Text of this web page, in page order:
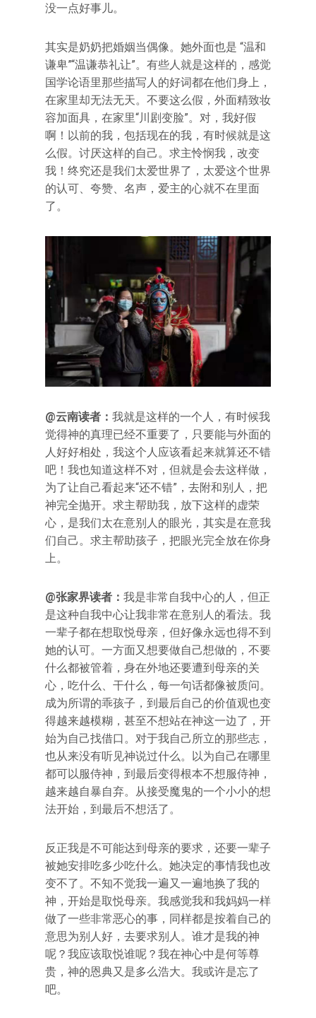
没一点好事儿。
其实是奶奶把婚姻当偶像。她外面也是 “温和
谦卑”“温谦恭礼让”。有些人就是这样的，感觉
国学论语里那些描写人的好词都在他们身上，
在家里却无法无天。不要这么假，外面精致妆
容加面具，在家里“川剧变脸”。对，我好假
啊！以前的我，包括现在的我，有时候就是这
么假。讨厌这样的自己。求主怜悯我，改变
我！终究还是我们太爱世界了，太爱这个世界
的认可、夸赞、名声，爱主的心就不在里面
了。
@云南读者： 我就是这样的一个人，有时候我
觉得神的真理已经不重要了，只要能与外面的
人好好相处，我这个人应该看起来就算还不错
吧！我也知道这样不对，但就是会去这样做，
为了让自己看起来“还不错”，去附和别人，把
神完全抛开。求主帮助我，放下这样的虚荣
心，是我们太在意别人的眼光，其实是在意我
们自己。求主帮助孩子，把眼光完全放在你身
上。
@张家界读者： 我是非常自我中心的人，但正
是这种自我中心让我非常在意别人的看法。我
一辈子都在想取悦母亲，但好像永远也得不到
她的认可。一方面又想要做自己想做的，不要
什么都被管着，身在外地还要遭到母亲的关
心，吃什么、干什么，每一句话都像被质问。
成为所谓的乖孩子，到最后自己的价值观也变
得越来越模糊，甚至不想站在神这一边了，开
始为自己找借口。对于我自己所立的那些志，
也从来没有听见神说过什么。以为自己在哪里
都可以服侍神，到最后变得根本不想服侍神，
越来越自暴自弃。从接受魔鬼的一个小小的想
法开始，到最后不想活了。
反正我是不可能达到母亲的要求，还要一辈子
被她安排吃多少吃什么。她决定的事情我也改
变不了。不知不觉我一遍又一遍地换了我的
神，开始是取悦母亲。我感觉我和我妈妈一样
做了一些非常恶心的事，同样都是按着自己的
意思为别人好，去要求别人。谁才是我的神
呢？我应该取悦谁呢？我在神心中是何等尊
贵，神的恩典又是多么浩大。我或许是忘了
吧。